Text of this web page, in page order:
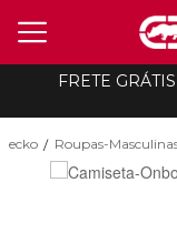
FRETE
ecko Roupas-